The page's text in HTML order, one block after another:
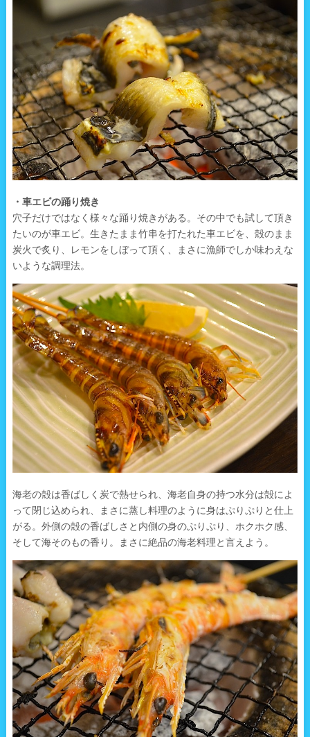
・車エビの踊り焼き
穴子だけではなく様々な踊り焼きがある。その中でも試して頂き
たいのが車エビ。生きたまま竹串を打たれた車エビを、殻のまま
炭火で炙り、レモンをしぼって頂く、まさに漁師でしか味わえな
いような調理法。
海老の殻は香ばしく炭で熱せられ、海老自身の持つ水分は殻によ
って閉じ込められ、まさに蒸し料理のように身はぷりぷりと仕上
がる。外側の殻の香ばしさと内側の身のぷりぷり、ホクホク感、
そして海そのもの香り。まさに絶品の海老料理と言えよう。